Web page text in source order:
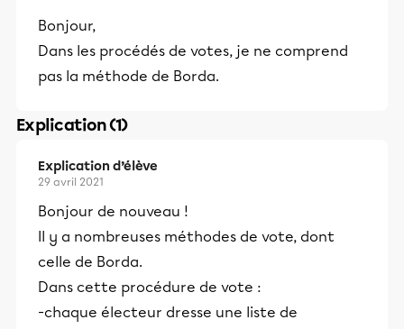
Bonjour,
Dans les procédés de votes, je ne comprend
pas la méthode de Borda.
Explication (1)
Explication d’élève
29 avril 2021
Bonjour de nouveau !
Il y a nombreuses méthodes de vote, dont
celle de Borda.
Dans cette procédure de vote :
-chaque électeur dresse une liste de